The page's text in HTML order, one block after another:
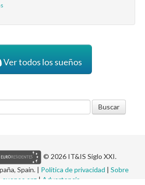
Ver todos los sueños
© 2026 IT&IS Siglo XXI.
Spain. | Política de privacidad | Sobre
suenos.org | Advertencia